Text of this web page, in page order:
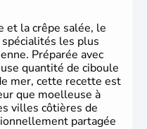
la crêpe salée, le
les plus
Préparée avec
quantité de ciboule
mer, cette recette est
que moelleuse à
villes côtières de
partagée